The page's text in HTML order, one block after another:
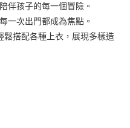
兆豐國際商業銀行
台中商業銀行
華泰商業銀行
遠東國際商業銀行
伴孩子的每一個冒險。
一次出門都成為焦點。
搭配各種上衣，展現多樣造